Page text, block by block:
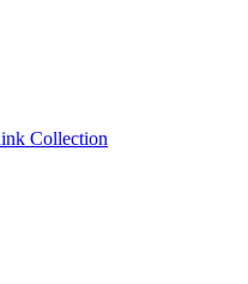
Collection